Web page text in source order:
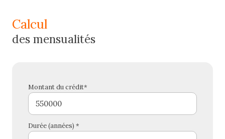
calcul
des mensualités
Montant du crédit*
Durée (années) *